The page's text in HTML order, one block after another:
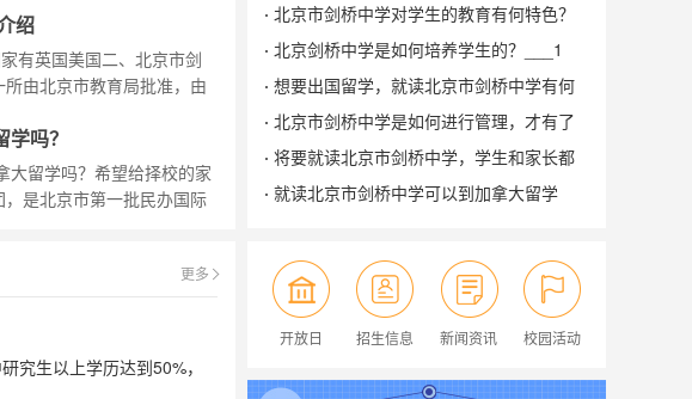
650年历史的皇家学校，
地处北京通州台湖镇，占
绍
有英国美国二、北京市剑
由北京市教育局批准，由
历史的皇家学校，被北京
京通州台湖镇，占地面积
吗？
大留学吗？希望给择校的家
是北京市第一批民办国际
是没有语言成绩的学生进
北京市剑桥中学对学生的教育有何特色？
___1
北京剑桥中学是如何培养学生的？___1
想要出国留学，就读北京市剑桥中学有何
优势？___1
北京市剑桥中学是如何进行管理，才有了
辉煌成就的？___1
将要就读北京市剑桥中学，学生和家长都
要做好哪些准备？___1
就读北京市剑桥中学可以到加拿大留学
更多
究生以上学历达到50%，
开放日 招生信息 新闻资讯 校园活动